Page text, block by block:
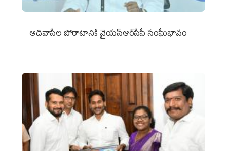
ఆదివాసీల పోరాటానికి వైయ‌స్ఆర్‌సీపీ సంఘీభావం